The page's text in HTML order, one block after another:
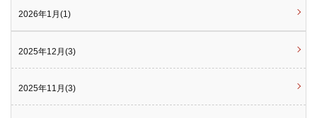
2026年1月(1)
2025年12月(3)
2025年11月(3)